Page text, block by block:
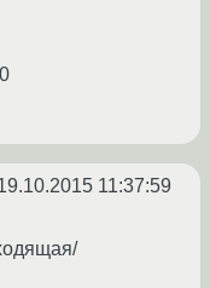
11:37:59